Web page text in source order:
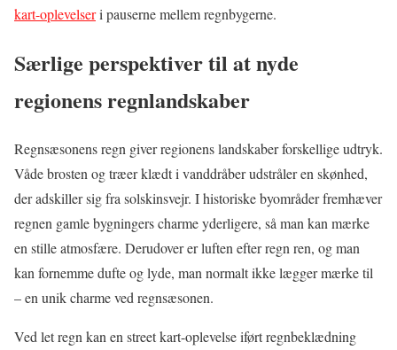
kart-oplevelseri pauserne mellem regnbygerne.
Særlige perspektiver til at nyde
regionens regnlandskaber
Regnsæsonens regn giver regionens landskaber forskellige udtryk.
Våde brosten og træer klædt i vanddråber udstråler en skønhed,
der adskiller sig fra solskinsvejr. I historiske byområder fremhæver
regnen gamle bygningers charme yderligere, så man kan mærke
en stille atmosfære. Derudover er luften efter regn ren, og man
kan fornemme dufte og lyde, man normalt ikke lægger mærke til
– en unik charme ved regnsæsonen.
Ved let regn kan en street kart-oplevelse iført regnbeklædning